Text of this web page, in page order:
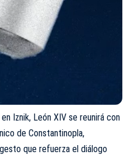
Iznik, León XIV se reunirá con
de Constantinopla,
que refuerza el diálogo